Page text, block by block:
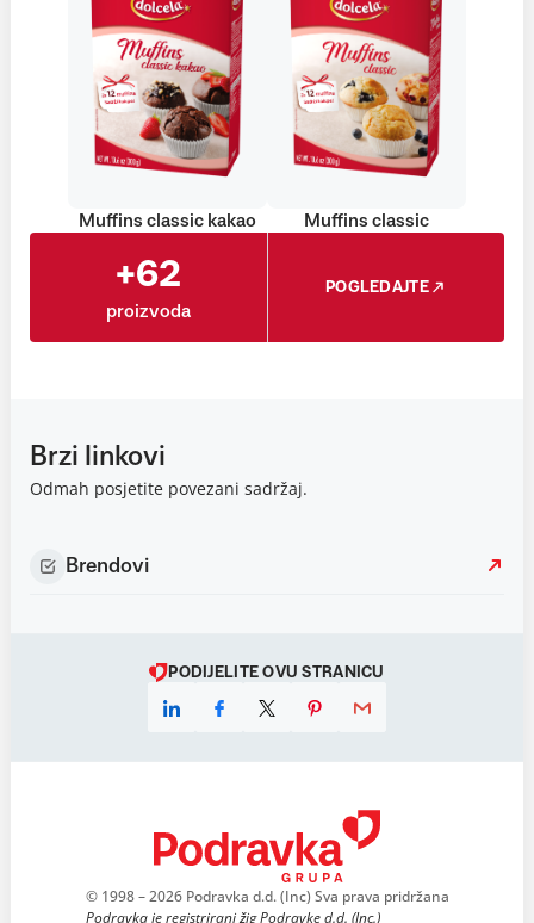
Muffins classic kakao Muffins classic
+62
proizvoda
POGLEDAJTE
Brzi linkovi
Odmah posjetite povezani sadržaj.
Brendovi
PODIJELITE OVU STRANICU
© 1998 – 2026 Podravka d.d. (Inc) Sva prava pridržana
Podravka je registrirani žig Podravke d.d. (Inc.)